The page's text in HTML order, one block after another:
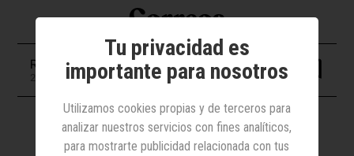
Correos
Redacción
22 junio 2022
Vídeo
Tu privacidad es
importante para nosotros
Utilizamos cookies propias y de terceros para
analizar nuestros servicios con fines analíticos,
para mostrarte publicidad relacionada con tus